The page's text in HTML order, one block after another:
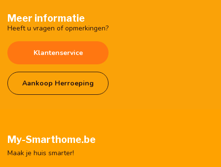
Meer informatie
Heeft u vragen of opmerkingen?
Klantenservice
Aankoop Herroeping
My-Smarthome.be
Maak je huis smarter!